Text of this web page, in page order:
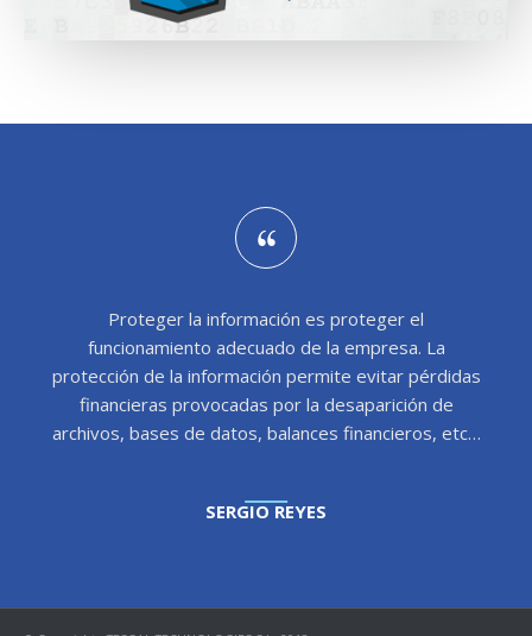
Proteger la información es proteger el
funcionamiento adecuado de la empresa. La
protección de la información permite evitar pérdidas
financieras provocadas por la desaparición de
archivos, bases de datos, balances financieros, etc…
SERGIO REYES